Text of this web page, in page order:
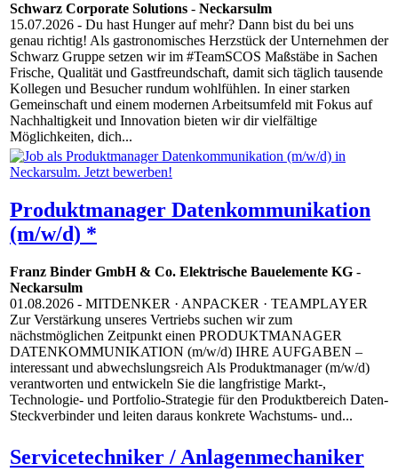
Schwarz Corporate Solutions - Neckarsulm
15.07.2026 - Du hast Hunger auf mehr? Dann bist du bei uns
genau richtig! Als gastronomisches Herzstück der Unternehmen der
Schwarz Gruppe setzen wir im #TeamSCOS Maßstäbe in Sachen
Frische, Qualität und Gastfreundschaft, damit sich täglich tausende
Kollegen und Besucher rundum wohlfühlen. In einer starken
Gemeinschaft und einem modernen Arbeitsumfeld mit Fokus auf
Nachhaltigkeit und Innovation bieten wir dir vielfältige
Möglichkeiten, dich...
Produktmanager Datenkommunikation
(m/w/d) *
Franz Binder GmbH & Co. Elektrische Bauelemente KG -
Neckarsulm
01.08.2026 - MITDENKER · ANPACKER · TEAMPLAYER
Zur Verstärkung unseres Vertriebs suchen wir zum
nächstmöglichen Zeitpunkt einen PRODUKTMANAGER
DATENKOMMUNIKATION (m/w/d) IHRE AUFGABEN –
interessant und abwechslungsreich Als Produktmanager (m/w/d)
verantworten und entwickeln Sie die langfristige Markt-,
Technologie- und Portfolio-Strategie für den Produktbereich Daten-
Steckverbinder und leiten daraus konkrete Wachstums- und...
Servicetechniker / Anlagenmechaniker